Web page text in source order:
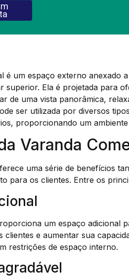
é um espaço externo anexado
superior. Ela é projetada para
de uma vista panorâmica,
ser utilizada por diversos
proporcionando um
Varanda
uma série de benefícios
para os clientes. Entre os
um espaço adicional
clientes e aumentar sua
restrições de espaço interno.